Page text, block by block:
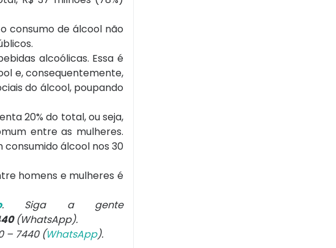
consumo de álcool não
alcoólicas. Essa é
e, consequentemente,
do álcool, poupando
20% do total, ou seja,
entre as mulheres.
consumido álcool nos 30
homens e mulheres é
. Siga a gente
(WhatsApp).
– 7440 (WhatsApp).